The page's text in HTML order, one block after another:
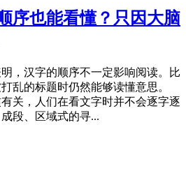
序也能看懂？只因大脑
，汉字的顺序不一定影响阅读。比
乱的标题时仍然能够读懂意思。
关，人们在看文字时并不会逐字逐
段、区域式的寻...